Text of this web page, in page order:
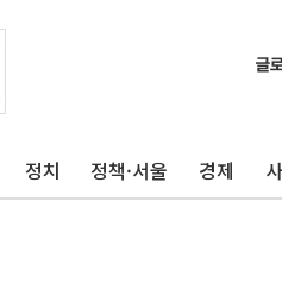
정치 정책·서울 경제